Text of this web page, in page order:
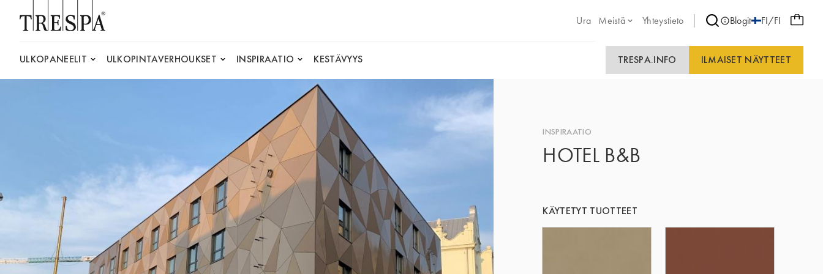
Ura
Meistä Yhteystieto Blogit FI/FI
ULKOPANEELIT ULKOPINTAVERHOUKSET INSPIRAATIO KESTÄVYYS TRESPA.INFO ILMAISET NÄYTTEET
INSPIRAATIO
HOTEL B&B
KÄYTETYT TUOTTEET